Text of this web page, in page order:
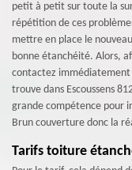
petit à petit sur toute la
répétition de ces
mettre en place le
bonne étanchéité. Alors,
contactez immédiatement
trouve dans Escoussens
grande compétence pour
Brun couverture donc la
Tarifs toiture